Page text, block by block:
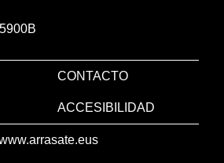
CONTACTO
ACCESIBILIDAD